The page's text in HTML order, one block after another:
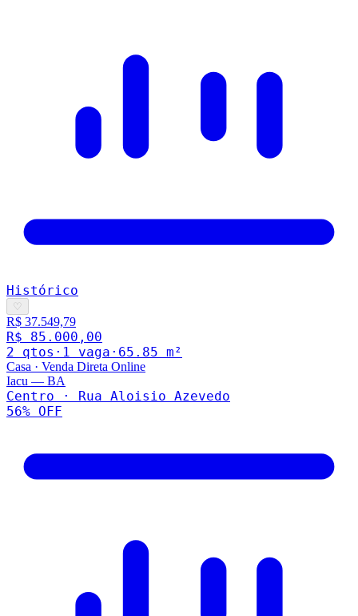
Histórico
♡
R$ 37.549,79
R$ 85.000,00
2 qtos · 1 vaga · 65.85 m²
Casa · Venda Direta Online
Iacu — BA
Centro · Rua Aloisio Azevedo
56% OFF